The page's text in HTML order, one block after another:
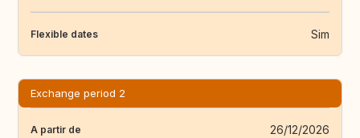
Flexible dates Sim
Exchange period 2
A partir de 26/12/2026